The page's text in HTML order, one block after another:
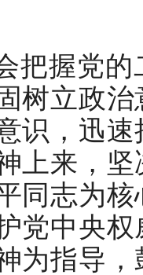
把握党
树立政
识，迅
上来，
同志为
党中央
为指导